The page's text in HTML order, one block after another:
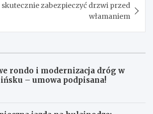
skutecznie zabezpieczyć drzwi przed
włamaniem
rondo i modernizacja dróg w
– umowa podpisana!